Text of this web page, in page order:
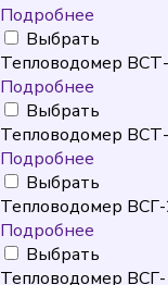
Подробнее
Выбрать
Тепловодомер
Подробнее
Выбрать
Тепловодомер
Подробнее
Выбрать
Тепловодомер
Подробнее
Выбрать
Тепловодомер